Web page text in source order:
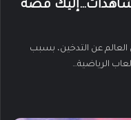
قصة
عن التدخين، بسبب
الرياضية…